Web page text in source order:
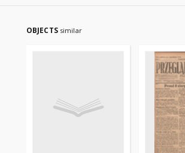
OBJECTS similar